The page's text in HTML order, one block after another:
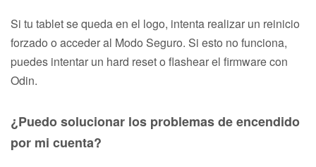
Si tu tablet se queda en el logo, intenta realizar un reinicio
forzado o acceder al Modo Seguro. Si esto no funciona,
puedes intentar un hard reset o flashear el firmware con
Odin.
¿Puedo solucionar los problemas de encendido
por mi cuenta?